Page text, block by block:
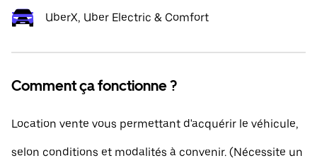
UberX, Uber Electric & Comfort
Comment ça fonctionne ?
Location vente vous permettant d'acquérir le véhicule,
selon conditions et modalités à convenir. (Nécessite un